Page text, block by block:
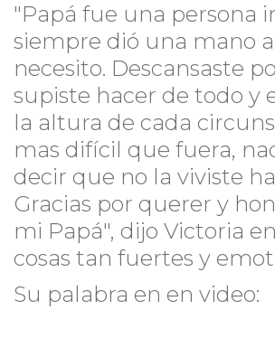
"Papá fue una persona
siempre dió una mano
necesito. Descansaste
supiste hacer de todo y
la altura de cada
mas difícil que fuera,
decir que no la viviste
Gracias por querer y
mi Papá", dijo Victoria
cosas tan fuertes y
Su palabra en en video: